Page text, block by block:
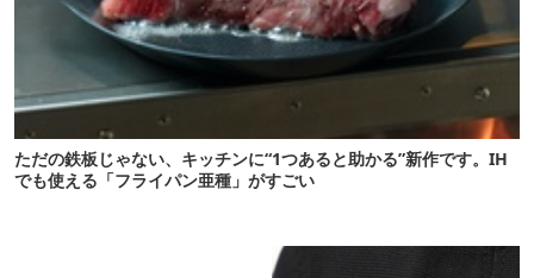
ただの鉄板じゃない、キッチンに“1つあると助かる”新作です。IH
でも使える「フライパン亜種」がすごい